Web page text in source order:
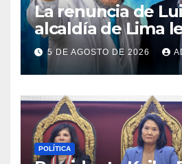
La renuncia de
alcaldía de Lima
camino libre a
Aliaga
5 DE AGOSTO DE 2026
POLÍTICA